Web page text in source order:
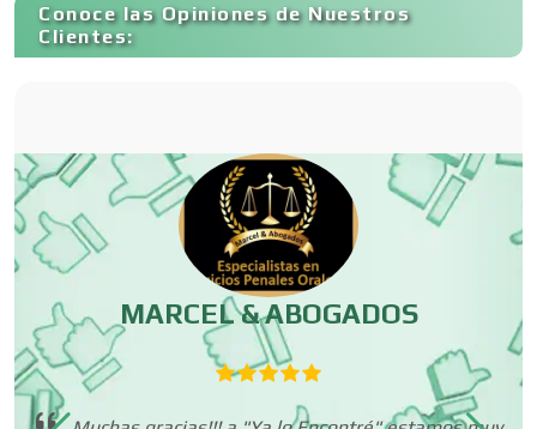
Carnicerías
Centros Comerciales
Centros de Espectáculos
Centros de Nutrición
Conoce las Opiniones de Nuestros
Clientes:
MARCEL & ABOGADOS